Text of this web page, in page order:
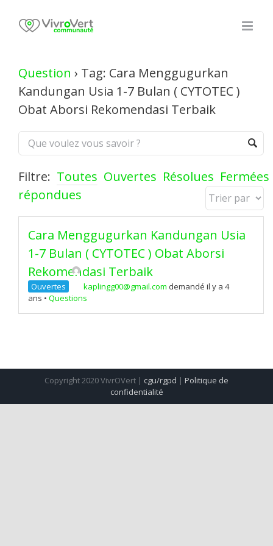
Question › Tag: Cara Menggugurkan
Kandungan Usia 1-7 Bulan ( CYTOTEC )
Obat Aborsi Rekomendasi Terbaik
Filtre: Toutes Ouvertes Résolues Fermées
répondues
Cara Menggugurkan Kandungan Usia
1-7 Bulan ( CYTOTEC ) Obat Aborsi
Rekomendasi Terbaik
Ouvertes kaplingg00@gmail.com demandé il y a 4
ans • Questions
Copyright 2020 VivrOVert | cgu/rgpd | Politique de
confidentialité